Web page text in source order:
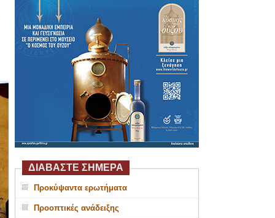
ΔΙΑΒΑΣΤΕ ΣΗΜΕΡΑ
Προκύψαντα ερωτήματα
Προοπτικές ανάδειξης